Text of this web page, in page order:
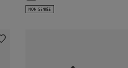
NON GENRÉE